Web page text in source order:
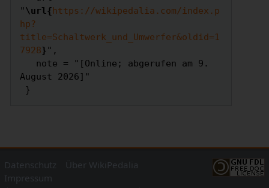
"\url{https://wikipedalia.com/index.p
hp?
title=Schaltwerk_und_Umwerfer&oldid=1
7928}",
August 2026]"
Datenschutz
Über WikiPedalia
Impressum